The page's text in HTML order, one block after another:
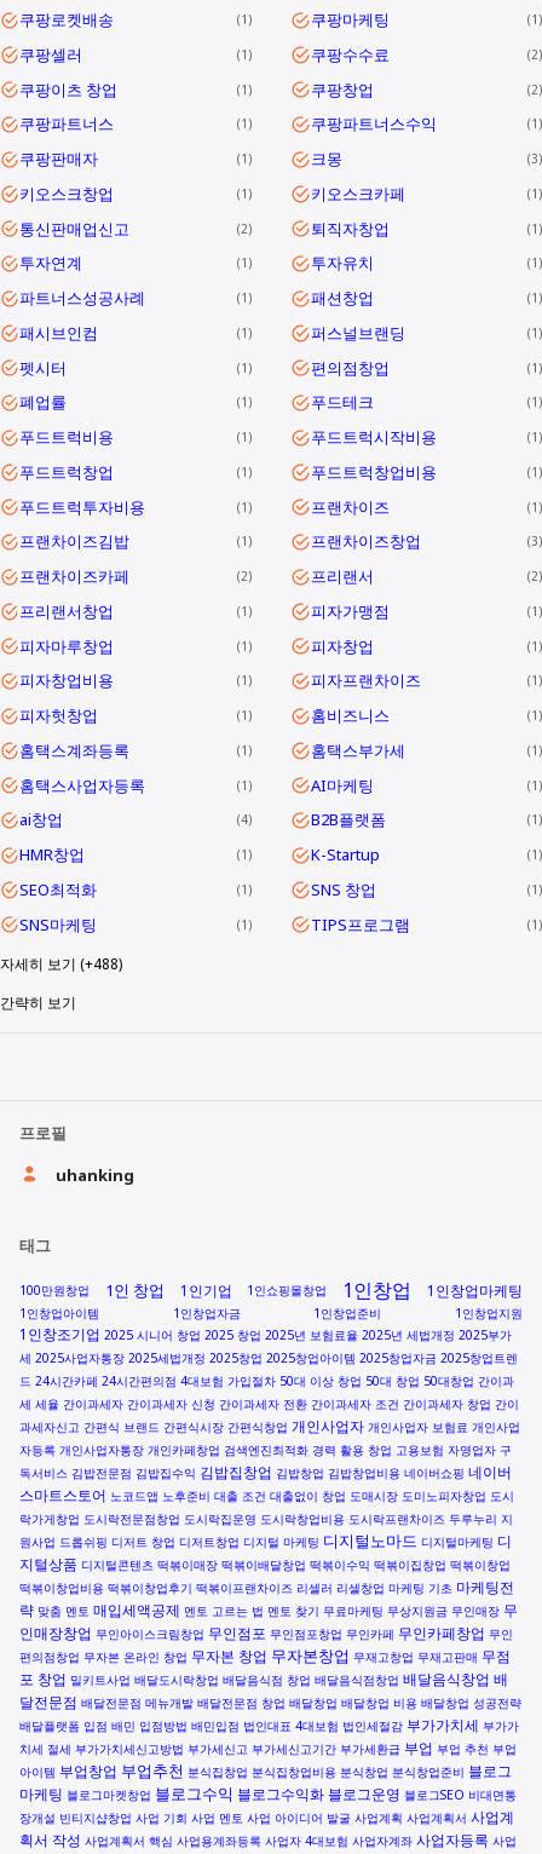
쿠팡로켓배송 1 쿠팡마케팅 1
쿠팡셀러 1 쿠팡수수료 2
쿠팡이츠 창업 1 쿠팡창업 2
쿠팡파트너스 1 쿠팡파트너스수익 1
쿠팡판매자 1 크몽 3
키오스크창업 1 키오스크카페 1
통신판매업신고 2 퇴직자창업 1
투자연계 1 투자유치 1
파트너스성공사례 1 패션창업 1
패시브인컴 1 퍼스널브랜딩 1
펫시터 1 편의점창업 1
폐업률 1 푸드테크 1
푸드트럭비용 1 푸드트럭시작비용 1
푸드트럭창업 1 푸드트럭창업비용 1
푸드트럭투자비용 1 프랜차이즈 1
프랜차이즈김밥 1 프랜차이즈창업 3
프랜차이즈카페 2 프리랜서 2
프리랜서창업 1 피자가맹점 1
피자마루창업 1 피자창업 1
피자창업비용 1 피자프랜차이즈 1
피자헛창업 1 홈비즈니스 1
홈택스계좌등록 1 홈택스부가세 1
홈택스사업자등록 1 AI마케팅 1
ai창업 4 B2B플랫폼 1
HMR창업 1 K-Startup 1
SEO최적화 1 SNS 창업 1
SNS마케팅 1 TIPS프로그램 1
자세히 보기 (+488)
간략히 보기
프로필
uhanking
태그
100만원창업 1인 창업 1인기업 1인쇼핑몰창업 1인창업 1인창업마케팅
1인창업아이템 1인창업자금 1인창업준비 1인창업지원
1인창조기업 2025 시니어 창업 2025 창업 2025년 보험료율 2025년 세법개정 2025부가
세 2025사업자통장 2025세법개정 2025창업 2025창업아이템 2025창업자금 2025창업트렌
드 24시간카페 24시간편의점 4대보험 가입절차 50대 이상 창업 50대 창업 50대창업 간이과
세 세율 간이과세자 간이과세자 신청 간이과세자 전환 간이과세자 조건 간이과세자 창업 간이
과세자신고 간편식 브랜드 간편식시장 간편식창업 개인사업자 개인사업자 보험료 개인사업
자등록 개인사업자통장 개인카페창업 검색엔진최적화 경력 활용 창업 고용보험 자영업자 구
독서비스 김밥전문점 김밥집수익 김밥집창업 김밥창업 김밥창업비용 네이버쇼핑 네이버
스마트스토어 노코드앱 노후준비 대출 조건 대출없이 창업 도매시장 도미노피자창업 도시
락가게창업 도시락전문점창업 도시락집운영 도시락창업비용 도시락프랜차이즈 두루누리 지
원사업 드롭쉬핑 디저트 창업 디저트창업 디지털 마케팅 디지털노마드 디지털마케팅 디
지털상품 디지털콘텐츠 떡볶이매장 떡볶이배달창업 떡볶이수익 떡볶이집창업 떡볶이창업
떡볶이창업비용 떡볶이창업후기 떡볶이프랜차이즈 리셀러 리셀창업 마케팅 기초 마케팅전
략 맞춤 멘토 매입세액공제 멘토 고르는 법 멘토 찾기 무료마케팅 무상지원금 무인매장 무
인매장창업 무인아이스크림창업 무인점포 무인점포창업 무인카페 무인카페창업 무인
편의점창업 무자본 온라인 창업 무자본 창업 무자본창업 무재고창업 무재고판매 무점
포 창업 밀키트사업 배달도시락창업 배달음식점 창업 배달음식점창업 배달음식창업 배
달전문점 배달전문점 메뉴개발 배달전문점 창업 배달창업 배달창업 비용 배달창업 성공전략
배달플랫폼 입점 배민 입점방법 배민입점 법인대표 4대보험 법인세절감 부가가치세 부가가
치세 절세 부가가치세신고방법 부가세신고 부가세신고기간 부가세환급 부업 부업 추천 부업
아이템 부업창업 부업추천 분식집창업 분식집창업비용 분식창업 분식창업준비 블로그
마케팅 블로그마켓창업 블로그수익 블로그수익화 블로그운영 블로그SEO 비대면통
장개설 빈티지샵창업 사업 기회 사업 멘토 사업 아이디어 발굴 사업계획 사업계획서 사업계
획서 작성 사업계획서 핵심 사업용계좌등록 사업자 4대보험 사업자계좌 사업자등록 사업